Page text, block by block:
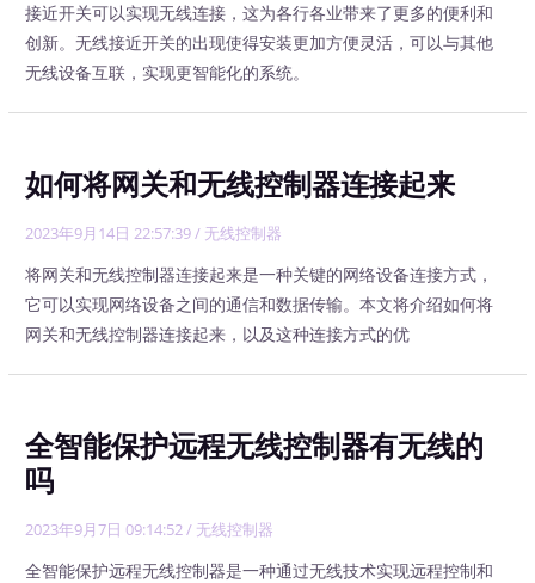
接近开关可以实现无线连接，这为各行各业带来了更多的便利和
创新。无线接近开关的出现使得安装更加方便灵活，可以与其他
无线设备互联，实现更智能化的系统。
如何将网关和无线控制器连接起来
2023年9月14日 22:57:39/ 无线控制器
将网关和无线控制器连接起来是一种关键的网络设备连接方式，
它可以实现网络设备之间的通信和数据传输。本文将介绍如何将
网关和无线控制器连接起来，以及这种连接方式的优
全智能保护远程无线控制器有无线的
吗
2023年9月7日 09:14:52/ 无线控制器
全智能保护远程无线控制器是一种通过无线技术实现远程控制和